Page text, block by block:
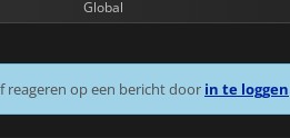
Global
reageren op een bericht door in te loggen